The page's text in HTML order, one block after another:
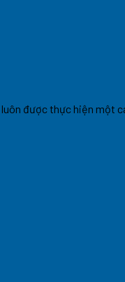
được thực hiện một